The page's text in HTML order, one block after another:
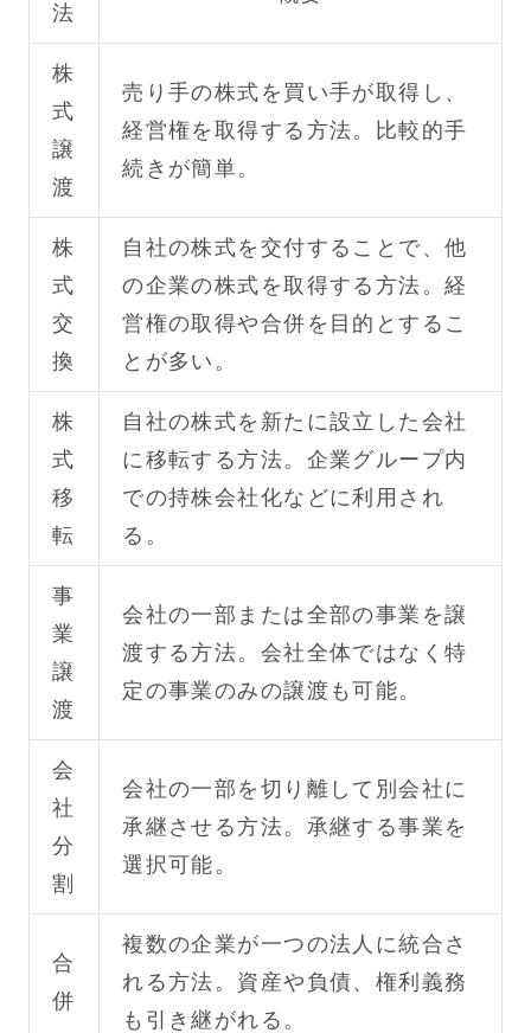
法
株
式
譲
渡
売り手の株式を買い手が取得し、
経営権を取得する方法。比較的手
続きが簡単。
株
式
交
換
自社の株式を交付することで、他
の企業の株式を取得する方法。経
営権の取得や合併を目的とするこ
とが多い。
株
式
移
転
自社の株式を新たに設立した会社
に移転する方法。企業グループ内
での持株会社化などに利用され
る。
事
業
譲
渡
会社の一部または全部の事業を譲
渡する方法。会社全体ではなく特
定の事業のみの譲渡も可能。
会
社
分
割
会社の一部を切り離して別会社に
承継させる方法。承継する事業を
選択可能。
合
併
複数の企業が一つの法人に統合さ
れる方法。資産や負債、権利義務
も引き継がれる。